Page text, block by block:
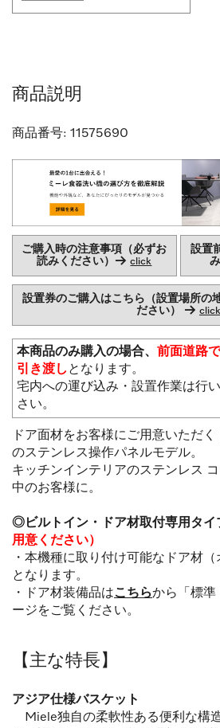
商品説明
商品番号: 11575690
ご購入時の注意事項（必ずお
読みください）→click
設置
設置券のご購入はこちら（設置場所の
ださい） → click
本商品のみ購入の場合、 前面道路
引き渡し となります。
宅内への運び込み・設置作業は行
さい。
ドア面材をお客様にご用意いただ
のステンレス操作パネルモデル。
キッチンインテリアのステンレス
中のお客様に。
◎ビルトイン・ドア材取付専用タイ
用意ください）
・本機種に取り付け可能なドア材
となります。
・ドア材装備品はこちらから「標準
ージをご覧ください。
【主な特長】
アジア仕様バスケット
Miele独自の柔軟性ある便利な構